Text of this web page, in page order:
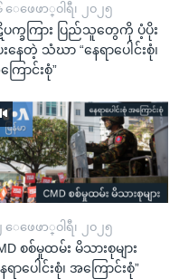
ေဖေဖာ္၀ါရီ၊ ၂၀၂၅
ပက္ခကြား ပြည်သူတွေကို ပံ့ပိုး
းနေတဲ့ သံဃာ “နေရာပေါင်းစုံ၊
ြောင်းစုံ”
ေဖေဖာ္၀ါရီ၊ ၂၀၂၅
စစ်မှုထမ်း မိသားစုများ
ရာပေါင်းစုံ၊ အကြောင်းစုံ”